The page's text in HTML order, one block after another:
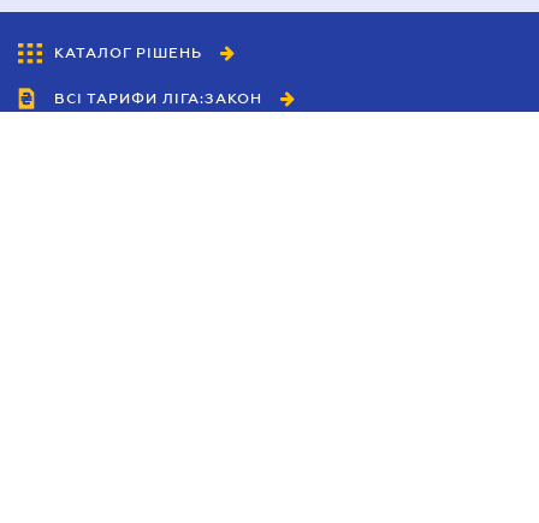
КАТАЛОГ РІШЕНЬ
ВСІ ТАРИФИ ЛІГА:ЗАКОН